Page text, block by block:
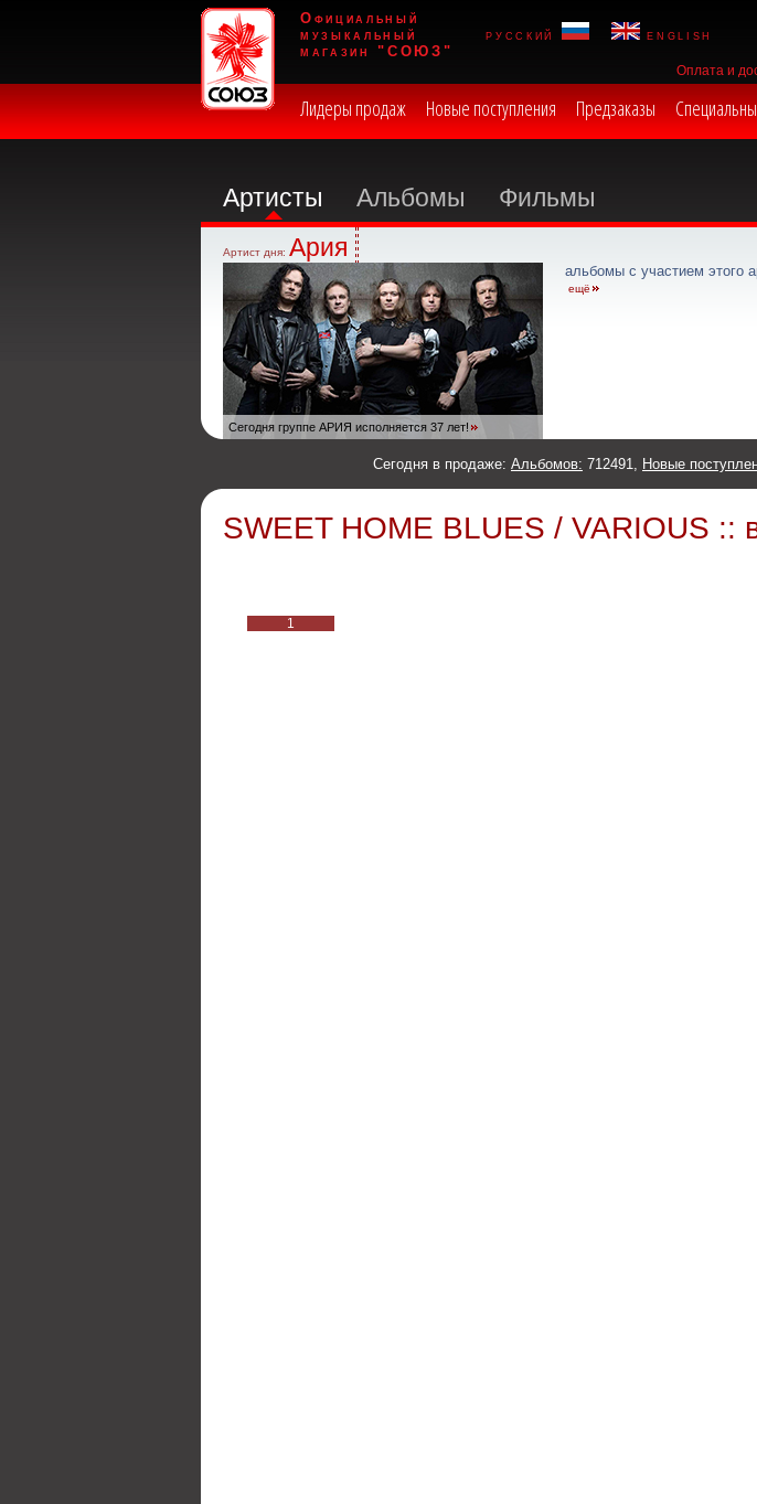
Официальный
музыкальный
магазин "СОЮЗ"
русский english
Оплата и
Лидеры продаж Новые поступления Предзаказы
Артисты Альбомы Фильмы
Артист дня: Ария
Сегодня группе АРИЯ исполняется 37 лет!
альбомы с участием этого
ещё
Сегодня в продаже: Альбомов: 712491, Новые
SWEET HOME BLUES / VARIOUS ::
1